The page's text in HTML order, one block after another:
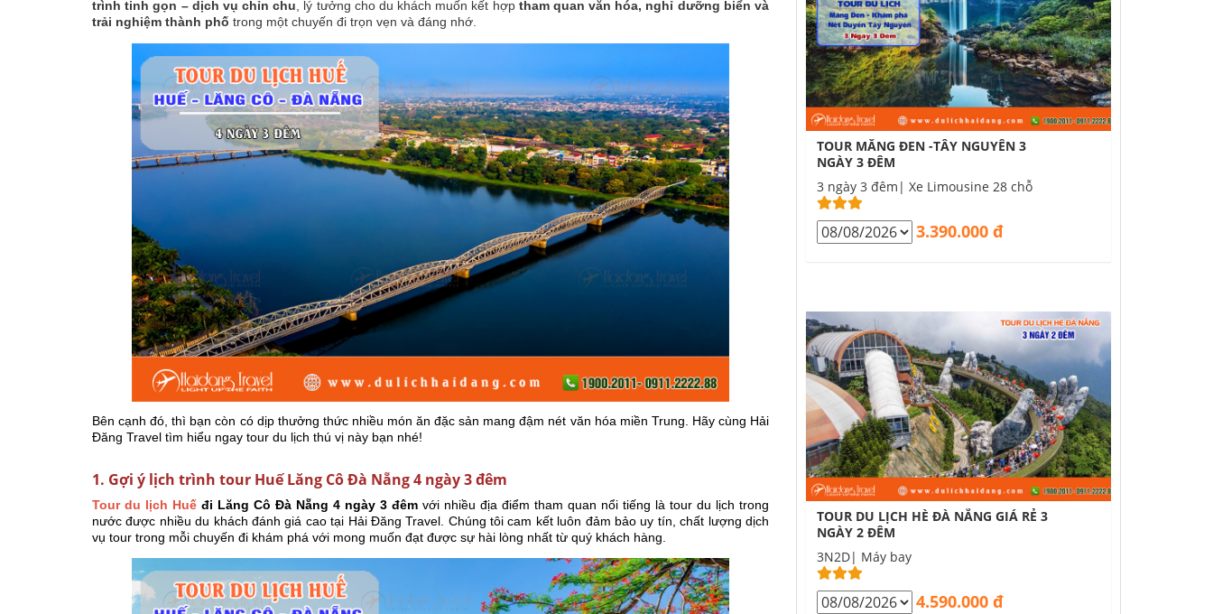
trình tinh gọn – dịch vụ chỉn chu , lý tưởng cho du khách muốn kết hợp tham quan văn hóa, nghỉ dưỡng biển và
trải nghiệm thành phố trong một chuyến đi trọn vẹn và đáng nhớ.
Bên cạnh đó, thì bạn còn có dịp thưởng thức nhiều món ăn đặc sản mang đậm nét văn hóa miền Trung. Hãy cùng Hải
Đăng Travel tìm hiểu ngay tour du lịch thú vị này bạn nhé!
1. Gợi ý lịch trình tour Huế Lăng Cô Đà Nẵng 4 ngày 3 đêm
Tour du lịch Huế đi Lăng Cô Đà Nẵng 4 ngày 3 đêm với nhiều địa điểm tham quan nổi tiếng là tour du lịch trong
nước được nhiều du khách đánh giá cao tại Hải Đăng Travel. Chúng tôi cam kết luôn đảm bảo uy tín, chất lượng dịch
vụ tour trong mỗi chuyến đi khám phá với mong muốn đạt được sự hài lòng nhất từ quý khách hàng.
TOUR MĂNG ĐEN -TÂY NGUYÊN 3
NGÀY 3 ĐÊM
3 ngày 3 đêm| Xe Limousine 28 chỗ
3.390.000 đ
TOUR DU LỊCH HÈ ĐÀ NẴNG GIÁ RẺ 3
NGÀY 2 ĐÊM
3N2D| Máy bay
4.590.000 đ